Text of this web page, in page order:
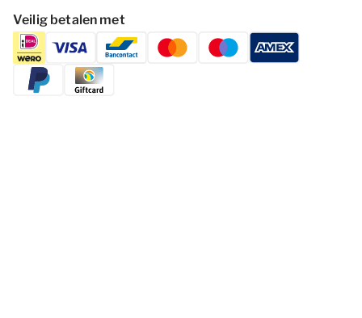
Veilig betalen met